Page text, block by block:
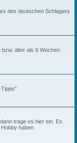
des deutschen Schlagers
älter als 6 Wochen
Tipps"
trage es hier ein. Es
haben.